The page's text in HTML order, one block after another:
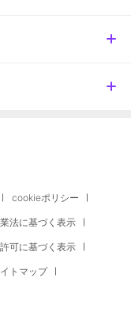
cookieポリシー
法に基づく表示
可に基づく表示
トマップ